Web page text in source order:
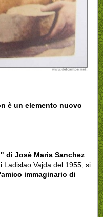
è un elemento nuovo
di Josè Maria Sanchez
Ladislao Vajda del 1955, si
immaginario di